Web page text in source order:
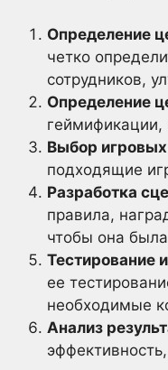
Определение
четко
сотрудников,
Определение
геймификации,
Выбор
подходящие
Разработка
правила,
чтобы она
Тестирование
ее
необходимые
Анализ